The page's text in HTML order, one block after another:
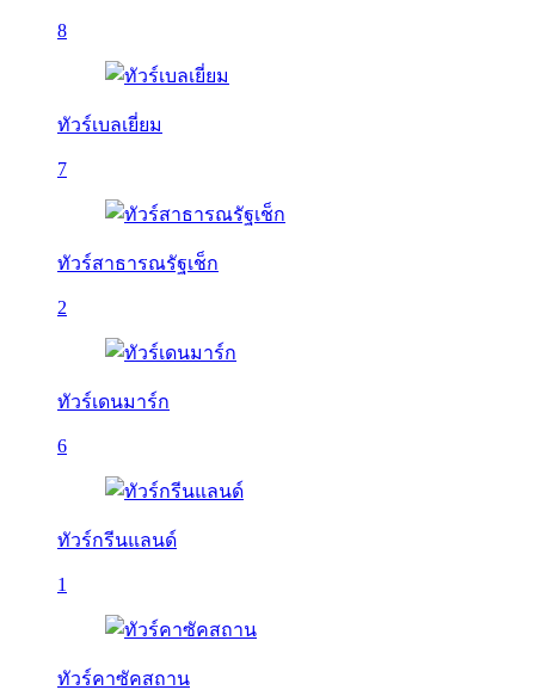
8
ทัวร์เบลเยี่ยม
7
ทัวร์สาธารณรัฐเช็ก
2
ทัวร์เดนมาร์ก
6
ทัวร์กรีนแลนด์
1
ทัวร์คาซัคสถาน